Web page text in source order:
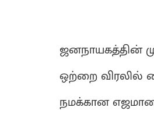
ஜனநாயகத்தின்
ஒற்றை
நமக்கான